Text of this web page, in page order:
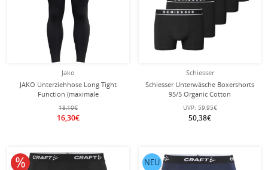
Jako
JAKO Unterziehhose Long Tight
Function (maximale
Bewegungsfreiheit) lang
Unterwäsche schwarz
18,10€
16,30€
Schiesser
Schiesser Unterwäsche Boxershorts
95/5 Organic Cotton
Webgummibund schwarz Herren - 5
Stück
UVP: 59,95€
50,38€
10% reduziert NEU